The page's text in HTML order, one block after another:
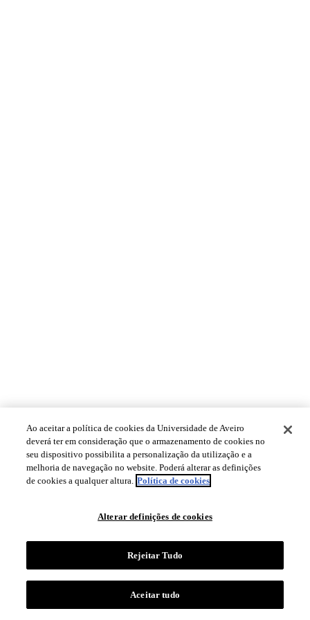
Ao aceitar a política de cookies da Universidade de Aveiro
deverá ter em consideração que o armazenamento de cookies no
seu dispositivo possibilita a personalização da utilização e a
melhoria de navegação no website. Poderá alterar as definições
de cookies a qualquer altura. Política de cookies
Alterar definições de cookies
Rejeitar Tudo
Aceitar tudo